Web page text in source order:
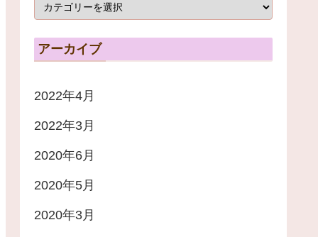
アーカイブ
2022年4月
2022年3月
2020年6月
2020年5月
2020年3月